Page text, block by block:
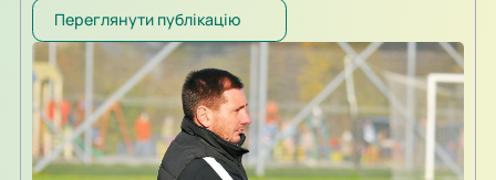
Переглянути публікацію